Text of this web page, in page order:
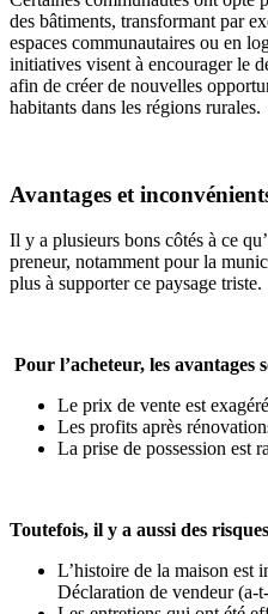
des bâtiments, transformant par
espaces communautaires ou en
initiatives visent à encourager le
afin de créer de nouvelles
habitants dans les régions rurales.
Avantages et
Il y a plusieurs bons côtés à ce
preneur, notamment pour la
plus à supporter ce paysage triste.
Pour l’acheteur, les avantages
Le prix de vente est
Les profits après
La prise de possession est
Toutefois, il y a aussi des
L’histoire de la maison est
Déclaration de vendeur (a-